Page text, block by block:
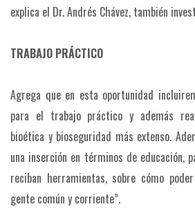
explica el Dr. Andrés Chávez, también
TRABAJO PRÁCTICO
Agrega que en esta oportunidad
para el trabajo práctico y además
bioética y bioseguridad más extenso.
una inserción en términos de educación,
reciban herramientas, sobre cómo
gente común y corriente”.